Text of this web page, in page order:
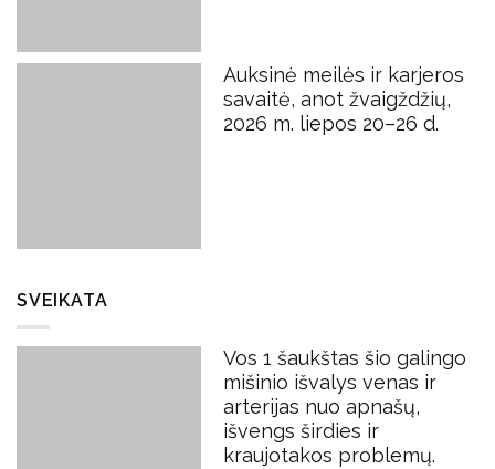
Auksinė meilės ir karjeros
savaitė, anot žvaigždžių,
2026 m. liepos 20–26 d.
SVEIKATA
Vos 1 šaukštas šio galingo
mišinio išvalys venas ir
arterijas nuo apnašų,
išvengs širdies ir
kraujotakos problemų.